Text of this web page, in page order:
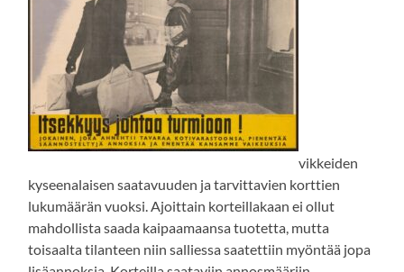
vikkeiden
kyseenalaisen saatavuuden ja tarvittavien korttien
lukumäärän vuoksi. Ajoittain korteillakaan ei ollut
mahdollista saada kaipaamaansa tuotetta, mutta
toisaalta tilanteen niin salliessa saatettiin myöntää jopa